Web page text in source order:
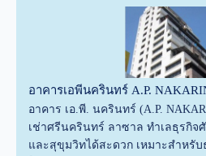
อาคารเอพีนครินทร์ A.P.
อาคาร เอ.พี. นครินทร์ (A.P.
เช่าศรีนครินทร์ ลาซาล ทำเลธุรกิจ
และสุขุมวิทได้สะดวก เหมาะสำหรั